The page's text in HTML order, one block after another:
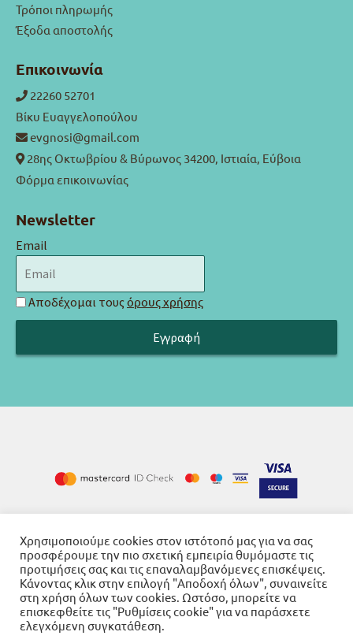
Τρόποι πληρωμής
Έξοδα αποστολής
Επικοινωνία
22260 52701
Βίκυ Ευαγγελοπούλου
evgnosi@gmail.com
28ης Οκτωβρίου & Βύρωνος 34200, Ιστιαία, Εύβοια
Φόρμα επικοινωνίας
Newsletter
Email
Αποδέχομαι τους όρους χρήσης
Cookies-Όροι χρήσης-Πολιτική απορρήτου
© 2026Βιβλιοπωλείο Γνώση
Χρησιμοποιούμε cookies στον ιστότοπό μας για να σας
προσφέρουμε την πιο σχετική εμπειρία θυμόμαστε τις
προτιμήσεις σας και τις επαναλαμβανόμενες επισκέψεις.
Κάνοντας κλικ στην επιλογή "Αποδοχή όλων", συναινείτε
στη χρήση όλων των cookies. Ωστόσο, μπορείτε να
επισκεφθείτε τις "Ρυθμίσεις cookie" για να παράσχετε
ελεγχόμενη συγκατάθεση.